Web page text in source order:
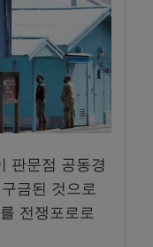
판문점 공동경
금된 것으로
전쟁포로로